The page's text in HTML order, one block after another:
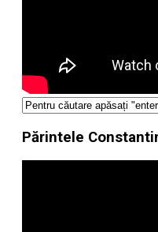
Părintele